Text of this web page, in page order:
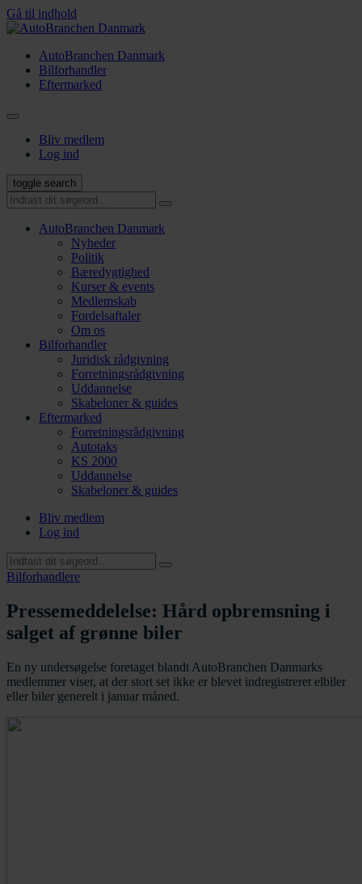
Gå til indhold
AutoBranchen Danmark
Bilforhandler
Eftermarked
Bliv medlem
Log ind
toggle search
AutoBranchen Danmark
Nyheder
Politik
Bæredygtighed
Kurser & events
Medlemskab
Fordelsaftaler
Om os
Bilforhandler
Juridisk rådgivning
Forretningsrådgivning
Uddannelse
Skabeloner & guides
Eftermarked
Forretningsrådgivning
Autotaks
KS 2000
Uddannelse
Skabeloner & guides
Bliv medlem
Log ind
Bilforhandlere
Pressemeddelelse: Hård opbremsning i
salget af grønne biler
En ny undersøgelse foretaget blandt AutoBranchen Danmarks
medlemmer viser, at der stort set ikke er blevet indregistreret elbiler
eller biler generelt i januar måned.